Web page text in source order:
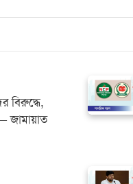
বিরুদ্ধে,
জামায়াত